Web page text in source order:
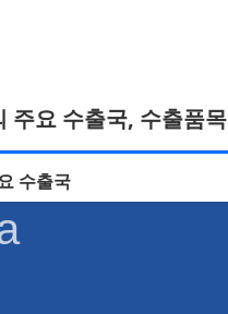
주요 수출국, 수출품목
수출국